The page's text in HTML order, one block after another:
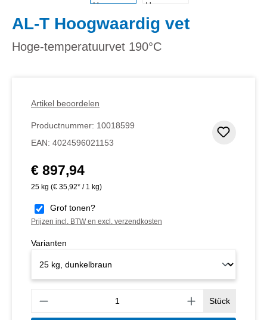
AL-T Hoogwaardig vet
Hoge-temperatuurvet 190°C
Artikel beoordelen
Productnummer: 10018599
EAN: 4024596021153
Normale prijs:
€ 897,94
25 kg (€ 35,92* / 1 kg)
Grof tonen?
Prijzen incl. BTW en excl. verzendkosten
Varianten
Stück